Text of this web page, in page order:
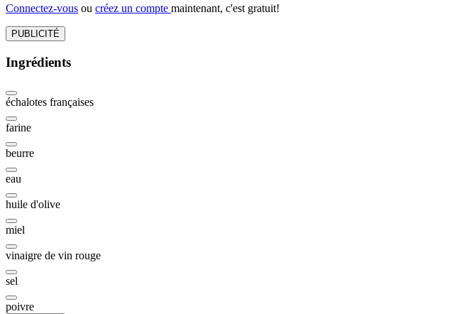
Connectez-vous ou créez un compte maintenant, c'est gratuit!
PUBLICITÉ
Ingrédients
échalotes françaises
farine
beurre
eau
huile d'olive
miel
vinaigre de vin rouge
sel
poivre